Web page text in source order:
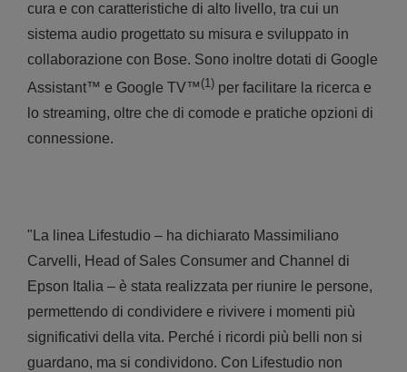
cura e con caratteristiche di alto livello, tra cui un
sistema audio progettato su misura e sviluppato in
collaborazione con Bose. Sono inoltre dotati di Google
Assistant™ e Google TV™ (1)per facilitare la ricerca e
lo streaming, oltre che di comode e pratiche opzioni di
connessione.
"La linea Lifestudio – ha dichiarato Massimiliano
Carvelli, Head of Sales Consumer and Channel di
Epson Italia – è stata realizzata per riunire le persone,
permettendo di condividere e rivivere i momenti più
significativi della vita. Perché i ricordi più belli non si
guardano, ma si condividono. Con Lifestudio non